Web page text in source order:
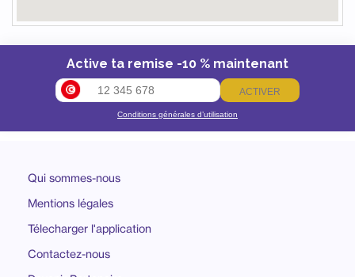
Active ta remise -10 % maintenant
ACTIVER
Conditions générales d’utilisation
Qui sommes-nous
Mentions légales
Télecharger l'application
Contactez-nous